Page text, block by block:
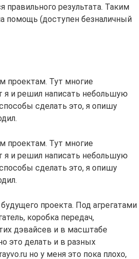
правильного результата. Таким
помощь (доступен безналичный
проектам. Тут многие
я и решил написать небольшую
сделать это, я опишу
проектам. Тут многие
я и решил написать небольшую
сделать это, я опишу
проекта. Под агрегатами
коробка передач,
дэвайсев и в масштабе
это делать и в разных
но у меня это пока плохо,